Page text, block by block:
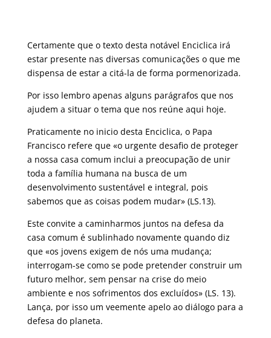
Certamente que o texto desta notável Enciclica irá
estar presente nas diversas comunicações o que me
dispensa de estar a citá-la de forma pormenorizada.
Por isso lembro apenas alguns parágrafos que nos
ajudem a situar o tema que nos reúne aqui hoje.
Praticamente no inicio desta Enciclica, o Papa
Francisco refere que «o urgente desafio de proteger
a nossa casa comum inclui a preocupação de unir
toda a família humana na busca de um
desenvolvimento sustentável e integral, pois
sabemos que as coisas podem mudar» (LS.13).
Este convite a caminharmos juntos na defesa da
casa comum é sublinhado novamente quando diz
que «os jovens exigem de nós uma mudança;
interrogam-se como se pode pretender construir um
futuro melhor, sem pensar na crise do meio
ambiente e nos sofrimentos dos excluídos» (LS. 13).
Lança, por isso um veemente apelo ao diálogo para a
defesa do planeta.